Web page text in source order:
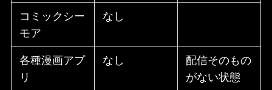
コミックシー
モア
なし
各種漫画アプ
リ
なし
配信そのもの
がない状態